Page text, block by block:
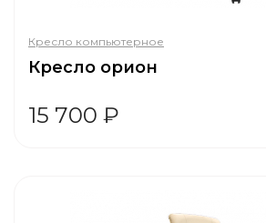
Кресло компьютерное
Кресло орион
15 700 ₽